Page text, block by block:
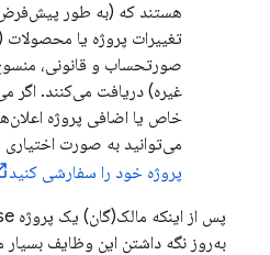
هستند که (به طور
تغییرات پروژه یا محصولات
صورتحساب و قانونی،
غیره) دریافت می‌کنند. اگر
خاص یا اضافی پروژه
می‌توانید به صورت اختیاری
پروژه خود را سفارشی کنید
به‌روز نگه داشتن این وظایف